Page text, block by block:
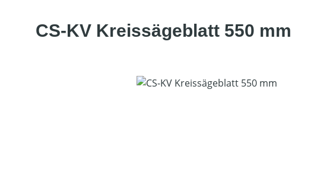
CS-KV Kreissägeblatt 550 mm
Bildergalerie überspringen